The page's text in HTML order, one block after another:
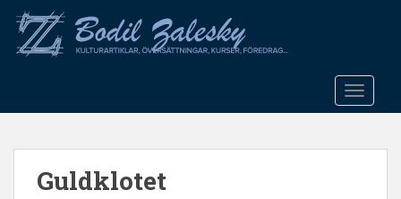
o
Guldklotet